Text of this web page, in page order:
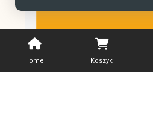
Home Koszyk